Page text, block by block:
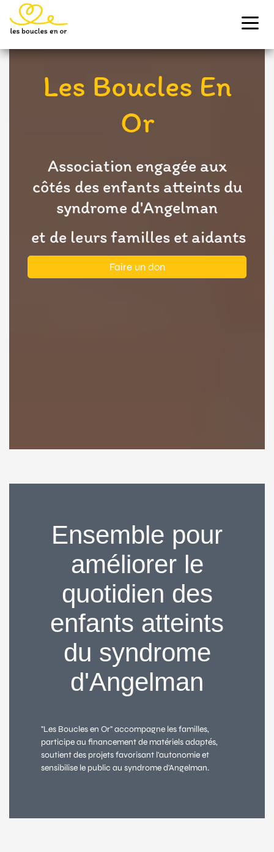
Les Boucles En
Or
Association engagée aux
côtés des enfants atteints du
syndrome d'Angelman
et de leurs familles et aidants
Faire un don
Ensemble pour
améliorer le
quotidien des
enfants atteints
du syndrome
d'Angelman
"Les Boucles en Or" accompagne les familles,
participe au financement de matériels adaptés,
soutient des projets favorisant l'autonomie et
sensibilise le public au syndrome d'Angelman.
Menu
Panneau de gestion des cookies